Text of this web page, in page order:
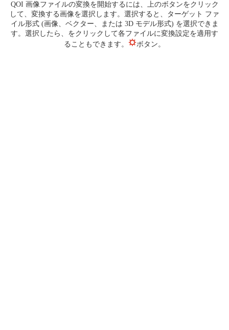
QOI 画像ファイルの変換を開始するには、上のボタンをクリック
して、変換する画像を選択します。選択すると、ターゲット ファ
イル形式 (画像、ベクター、または 3D モデル形式) を選択できま
す。選択したら、をクリックして各ファイルに変換設定を適用す
ることもできます。
ボタン。